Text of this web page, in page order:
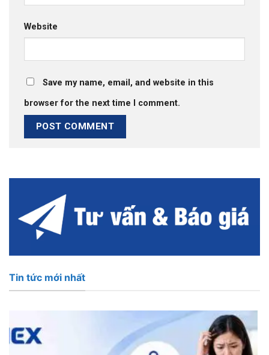
Website
Save my name, email, and website in this
browser for the next time I comment.
Tin tức mới nhất